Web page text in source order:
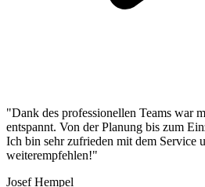
"Dank des professionellen Teams war
entspannt. Von der Planung bis zum
Ich bin sehr zufrieden mit dem Service
weiterempfehlen!"
Josef Hempel